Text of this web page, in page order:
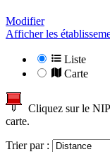
Modifier
Afficher les
Liste
Carte
Cliquez sur le
carte.
Trier par :